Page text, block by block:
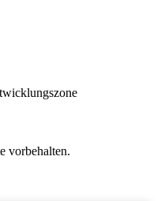
vorbehalten.